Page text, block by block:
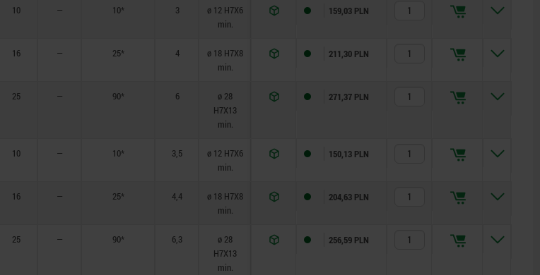
10 — 10* 3
ø 12 H7X6
min.
159,03 PLN
16 — 25* 4
ø 18 H7X8
min.
211,30 PLN
25 — 90* 6
ø 28
H7X13
min.
271,37 PLN
10 — 10* 3,5
ø 12 H7X6
min.
150,13 PLN
16 — 25* 4,4
ø 18 H7X8
min.
204,63 PLN
25 — 90* 6,3
ø 28
H7X13
min.
256,59 PLN